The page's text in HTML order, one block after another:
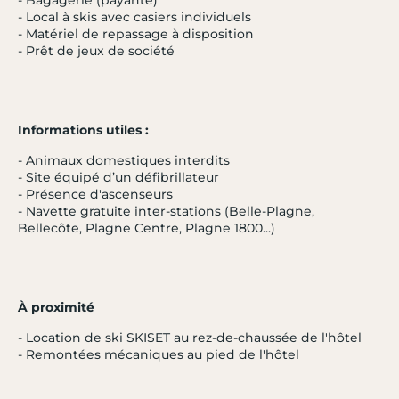
- Local à skis avec casiers individuels
- Matériel de repassage à disposition
- Prêt de jeux de société
Informations utiles :
- Animaux domestiques interdits
- Site équipé d’un défibrillateur
- Présence d'ascenseurs
- Navette gratuite inter-stations (Belle-Plagne,
Bellecôte, Plagne Centre, Plagne 1800...)
À proximité
- Location de ski SKISET au rez-de-chaussée de l'hôtel
- Remontées mécaniques au pied de l'hôtel
- 20 %
du 10/04/27 au 17/04/27
à partir de
1081 €